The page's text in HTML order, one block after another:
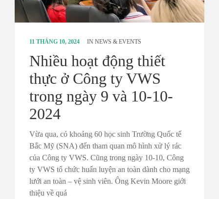
11 THÁNG 10, 2024 IN NEWS & EVENTS
Nhiều hoạt động thiết
thực ở Công ty VWS
trong ngày 9 và 10-10-
2024
Vừa qua, có khoảng 60 học sinh Trường Quốc tế
Bắc Mỹ (SNA) đến tham quan mô hình xử lý rác
của Công ty VWS. Cũng trong ngày 10-10, Công
ty VWS tổ chức huấn luyện an toàn dành cho mạng
lưới an toàn – vệ sinh viên. Ông Kevin Moore giới
thiệu về quá